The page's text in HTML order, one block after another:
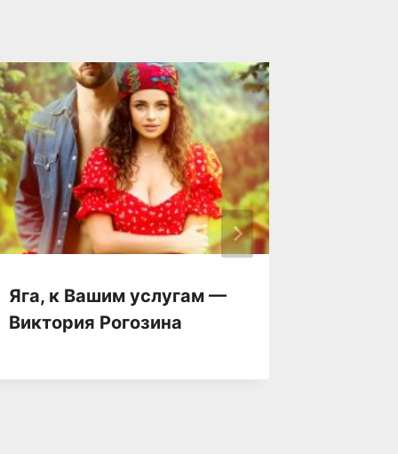
Яга, к Вашим услугам —
Виктория Рогозина